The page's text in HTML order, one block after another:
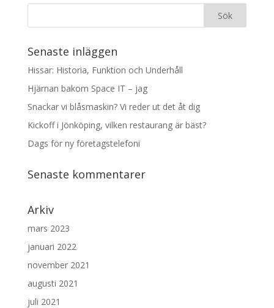
Senaste inläggen
Hissar: Historia, Funktion och Underhåll
Hjärnan bakom Space IT – jag
Snackar vi blåsmaskin? Vi reder ut det åt dig
Kickoff i Jönköping, vilken restaurang är bäst?
Dags för ny företagstelefoni
Senaste kommentarer
Arkiv
mars 2023
januari 2022
november 2021
augusti 2021
juli 2021